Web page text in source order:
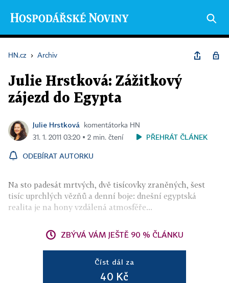
HN.cz › Archiv
Julie Hrstková: Zážitkový
zájezd do Egypta
Julie Hrstková
komentátorka HN
31. 1. 2011 03:20 ▪ 2 min. čtení
PŘEHRÁT ČLÁNEK
ODEBÍRAT AUTORKU
Na sto padesát mrtvých, dvě tisícovky zraněných, šest
tisíc uprchlých vězňů a denní boje: dnešní egyptská
realita je na hony vzdálená atmosféře...
ZBÝVÁ VÁM JEŠTĚ 90 % ČLÁNKU
Číst dál za
40 Kč